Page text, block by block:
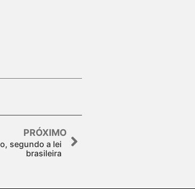
PRÓXIMO
segundo a lei
brasileira